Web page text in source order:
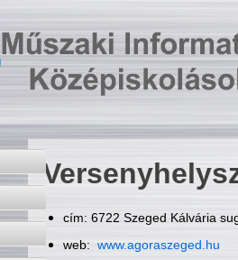
cím: 6722 Szeged Kálvária
web: www.agoraszeged.hu